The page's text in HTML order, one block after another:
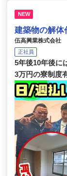
NEW
建築物の解体
伍高興業株式会社
正社員
5年後10年後に
3万円の寮制度